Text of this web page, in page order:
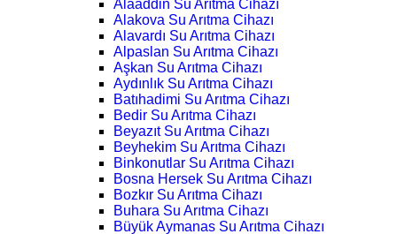
Alaaddin Su Arıtma Cihazı
Alakova Su Arıtma Cihazı
Alavardı Su Arıtma Cihazı
Alpaslan Su Arıtma Cihazı
Aşkan Su Arıtma Cihazı
Aydınlık Su Arıtma Cihazı
Batıhadimi Su Arıtma Cihazı
Bedir Su Arıtma Cihazı
Beyazıt Su Arıtma Cihazı
Beyhekim Su Arıtma Cihazı
Binkonutlar Su Arıtma Cihazı
Bosna Hersek Su Arıtma Cihazı
Bozkır Su Arıtma Cihazı
Buhara Su Arıtma Cihazı
Büyük Aymanas Su Arıtma Cihazı